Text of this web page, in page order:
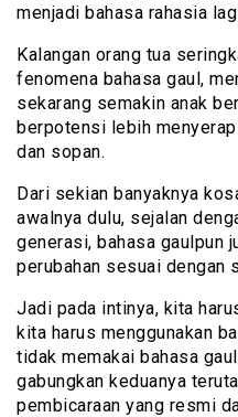
menjadi bahasa rahasia
Kalangan orang tua
fenomena bahasa gaul,
sekarang semakin anak
berpotensi lebih
dan sopan.
Dari sekian banyaknya
awalnya dulu, sejalan
generasi, bahasa gaulpun
perubahan sesuai dengan
Jadi pada intinya, kita
kita harus menggunakan
tidak memakai bahasa
gabungkan keduanya
pembicaraan yang resmi